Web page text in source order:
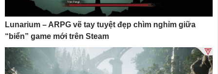
Lunarium – ARPG vẽ tay tuyệt đẹp chìm nghỉm giữa
“biển” game mới trên Steam